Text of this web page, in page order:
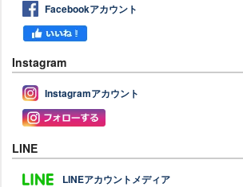
Facebookアカウント
Instagram
Instagramアカウント
LINE
LINEアカウントメディア